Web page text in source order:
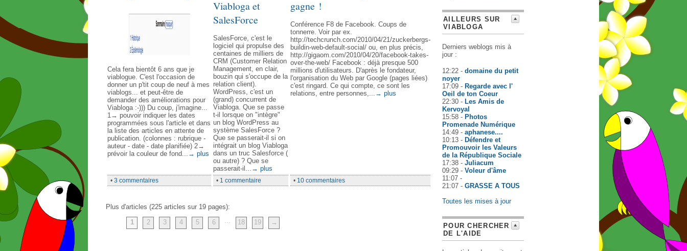
Cela fera bientôt 6 ans que je
viablogue. C'est l'occasion de
donner un p'tit coup de neuf à mes
viablogs... et peut-être de
demander des améliorations pour
Viabloga :-))) Du coup, j'imagine...
1→ pouvoir indiquer les dates
programmées sous l'article et dans
la liste des articles en attente de
publication. (colonnes : rubrique -
auteur - date - date planifiée) 2→
prévoir la couleur de fond... → plus
Viabloga et
SalesForce
SalesForce, c'est le
logiciel qui propulse des
centaines de milliers de
CRM (Customer Relation
Management, en clair,
bouzin qui s'occupe de la
relation client).
WordPress, c'est un
(grand) concurrent de
Viabloga. Que se passe
t-il lorsque on "intègre"
un blog WordPress au
système SalesForce ?
Que se passerait-il si on
intégrait un blog Viabloga
dans un truc Salesforce (
ou autre) ? Que se
passerait-il... → plus
gagne !
Conférence F8 de Facebook. Coups de
tonnerre. Voir par ex.
http://techcrunch.com/2010/04/21/zuckerbergs-
buildin-web-default-social/ ou, en plus précis,
http://gigaom.com/2010/04/20/facebook-takes-
over-the-web/ Facebook : déjà presque 500
millions d'utilisateurs. D'après le fondateur,
l'organisation du Web par Google (pages liées)
c'est ringard. Ce qui compte, ce sont les
relations, entre personnes,... → plus
• 3 commentaires • 1 commentaire • 10 commentaires
Plus d'articles (225 articles sur 19 pages):
1 2 3 4 5 6 ... 18 19 →
AILLEURS SUR
VIABLOGA
Derniers weblogs mis à
jour :
12:22 - domaine du petit
noyer
17:09 - Regarde avec l'
Oeil de ton Coeur
22:30 - Les Amis de
Kervoyal
15:58 - Photos
Promenade Numérique
14:49 - aphanese....
10:13 - Défendre et
Promouvoir les Valeurs
de la République Sociale
17:38 - Juliacum
09:29 - Voleur d'âme
11:07 -
21:07 - GRASSE A TOUS
Toutes les mises à jour
POUR CHERCHER
DE L'AIDE